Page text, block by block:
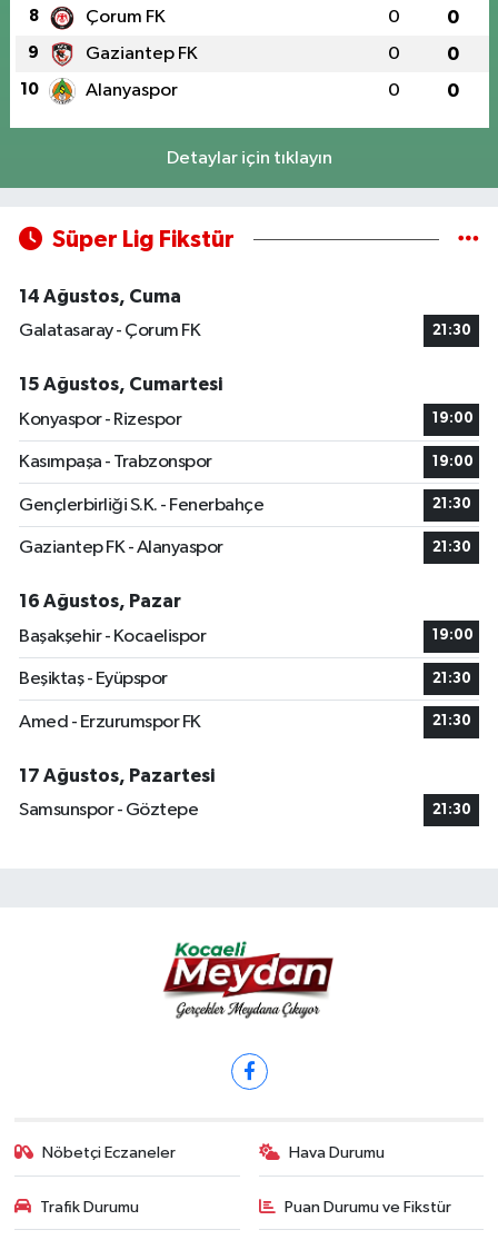
8 Çorum FK 0 0
9 Gaziantep FK 0 0
10 Alanyaspor 0 0
Detaylar için tıklayın
Süper Lig Fikstür
14 Ağustos, Cuma
Galatasaray - Çorum FK
21:30
15 Ağustos, Cumartesi
Konyaspor - Rizespor
19:00
Kasımpaşa - Trabzonspor 19:00
Gençlerbirliği S.K. - Fenerbahçe 21:30
Gaziantep FK - Alanyaspor 21:30
16 Ağustos, Pazar
Başakşehir - Kocaelispor
19:00
Beşiktaş - Eyüpspor 21:30
Amed - Erzurumspor FK 21:30
17 Ağustos, Pazartesi
Samsunspor - Göztepe
21:30
Nöbetçi Eczaneler Hava Durumu
Trafik Durumu Puan Durumu ve Fikstür